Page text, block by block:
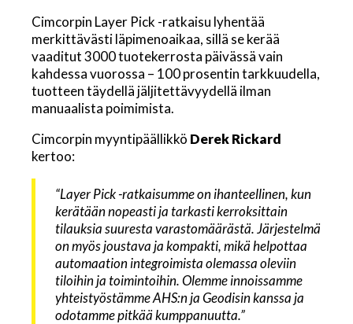
Cimcorpin Layer Pick -ratkaisu lyhentää
merkittävästi läpimenoaikaa, sillä se kerää
vaaditut 3000 tuotekerrosta päivässä vain
kahdessa vuorossa – 100 prosentin tarkkuudella,
tuotteen täydellä jäljitettävyydellä ilman
manuaalista poimimista.
Cimcorpin myyntipäällikkö Derek Rickard
kertoo:
“Layer Pick -ratkaisumme on ihanteellinen, kun
kerätään nopeasti ja tarkasti kerroksittain
tilauksia suuresta varastomäärästä. Järjestelmä
on myös joustava ja kompakti, mikä helpottaa
automaation integroimista olemassa oleviin
tiloihin ja toimintoihin. Olemme innoissamme
yhteistyöstämme AHS:n ja Geodisin kanssa ja
odotamme pitkää kumppanuutta.”